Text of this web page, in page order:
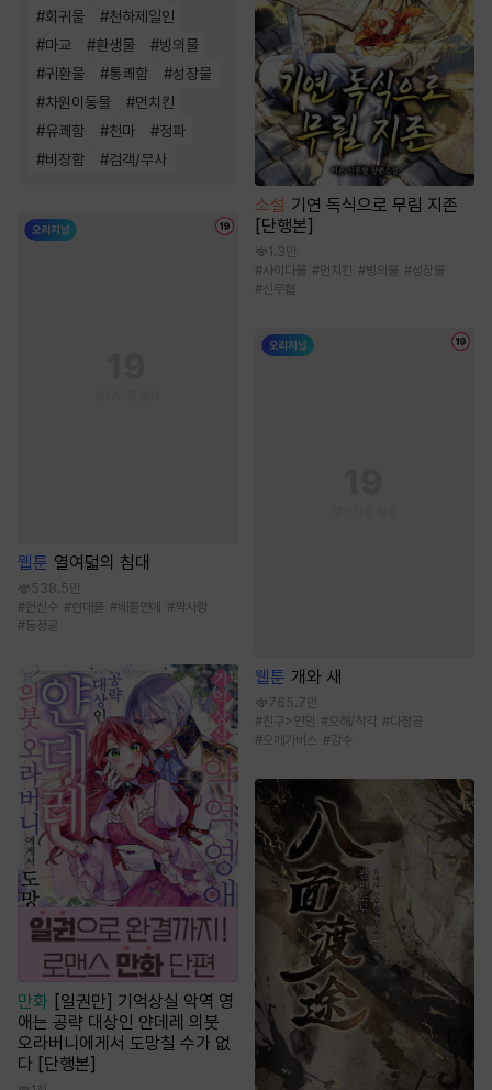
#회귀물 #천하제일인
#마교 #환생물 #빙의물
#귀환물 #통쾌함 #성장물
#차원이동물 #먼치킨
#유쾌함 #천마 #정파
#비장함 #검객/무사
웹툰 열여덟의 침대
538.5만
#헌신수 #현대물 #배틀연애 #짝사랑
#동정공
만화
[일권만] 기억상실 악역 영
애는 공략 대상인 얀데레 의붓
오라버니에게서 도망칠 수가 없
다 [단행본]
소설 기연 독식으로 무림 지존
[단행본]
1.3만
#사이다물 #먼치킨 #빙의물 #성장물
#신무협
웹툰 개와 새
765.7만
#친구>연인 #오해/착각 #다정공
#오메가버스 #강수